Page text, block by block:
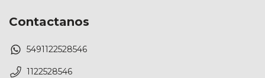
Contactanos
5491122528546
1122528546